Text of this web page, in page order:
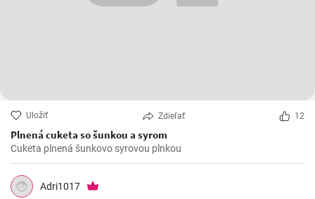
Uložiť Zdieľať 12
Plnená cuketa so šunkou a syrom
Cuketa plnená šunkovo syrovou plnkou
Adri1017